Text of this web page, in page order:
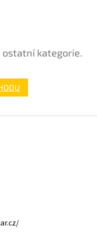
ostatní kategorie.